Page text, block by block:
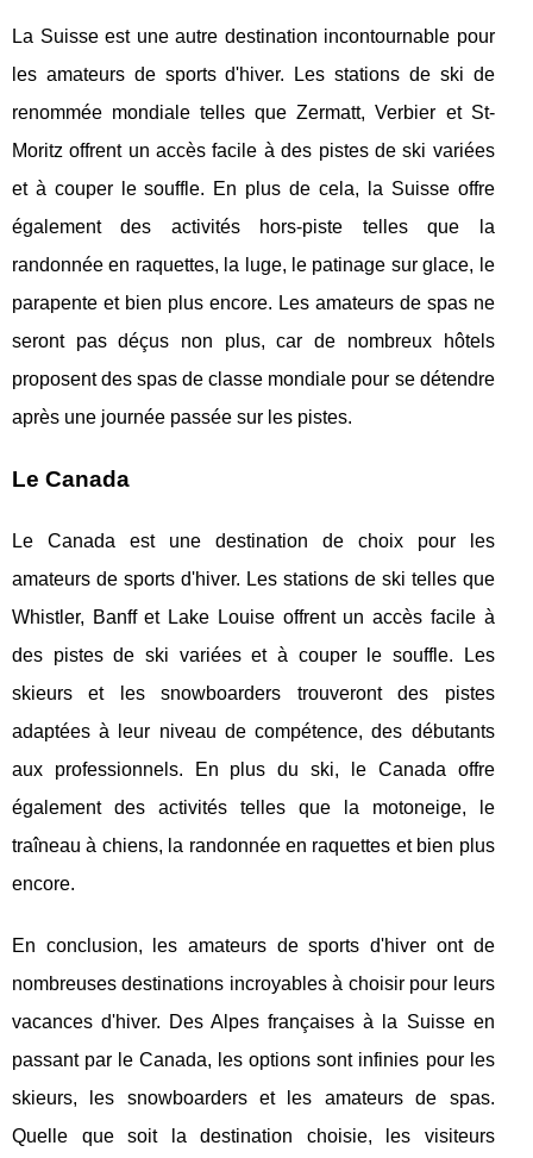
La Suisse est une autre destination incontournable pour
les amateurs de sports d'hiver. Les stations de ski de
renommée mondiale telles que Zermatt, Verbier et St-
Moritz offrent un accès facile à des pistes de ski variées
et à couper le souffle. En plus de cela, la Suisse offre
également des activités hors-piste telles que la
randonnée en raquettes, la luge, le patinage sur glace, le
parapente et bien plus encore. Les amateurs de spas ne
seront pas déçus non plus, car de nombreux hôtels
proposent des spas de classe mondiale pour se détendre
après une journée passée sur les pistes.
Le Canada
Le Canada est une destination de choix pour les
amateurs de sports d'hiver. Les stations de ski telles que
Whistler, Banff et Lake Louise offrent un accès facile à
des pistes de ski variées et à couper le souffle. Les
skieurs et les snowboarders trouveront des pistes
adaptées à leur niveau de compétence, des débutants
aux professionnels. En plus du ski, le Canada offre
également des activités telles que la motoneige, le
traîneau à chiens, la randonnée en raquettes et bien plus
encore.
En conclusion, les amateurs de sports d'hiver ont de
nombreuses destinations incroyables à choisir pour leurs
vacances d'hiver. Des Alpes françaises à la Suisse en
passant par le Canada, les options sont infinies pour les
skieurs, les snowboarders et les amateurs de spas.
Quelle que soit la destination choisie, les visiteurs